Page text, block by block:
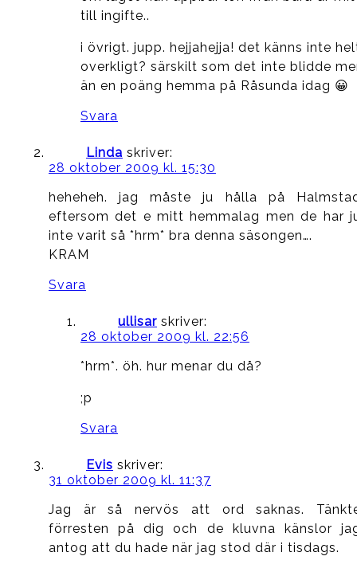
till ingifte..
i övrigt. jupp. hejjahejja! det känns inte
overkligt? särskilt som det inte blidde
än en poäng hemma på Råsunda idag 😀
Svara
Linda skriver:
28 oktober 2009 kl. 15:30
heheheh. jag måste ju hålla på
eftersom det e mitt hemmalag men de har
inte varit så *hrm* bra denna säsongen….
KRAM
Svara
ullisar skriver:
28 oktober 2009 kl. 22:56
*hrm*. öh. hur menar du då?
;p
Svara
Evis skriver:
31 oktober 2009 kl. 11:37
Jag är så nervös att ord saknas.
förresten på dig och de kluvna känslor
antog att du hade när jag stod där i tisdags.